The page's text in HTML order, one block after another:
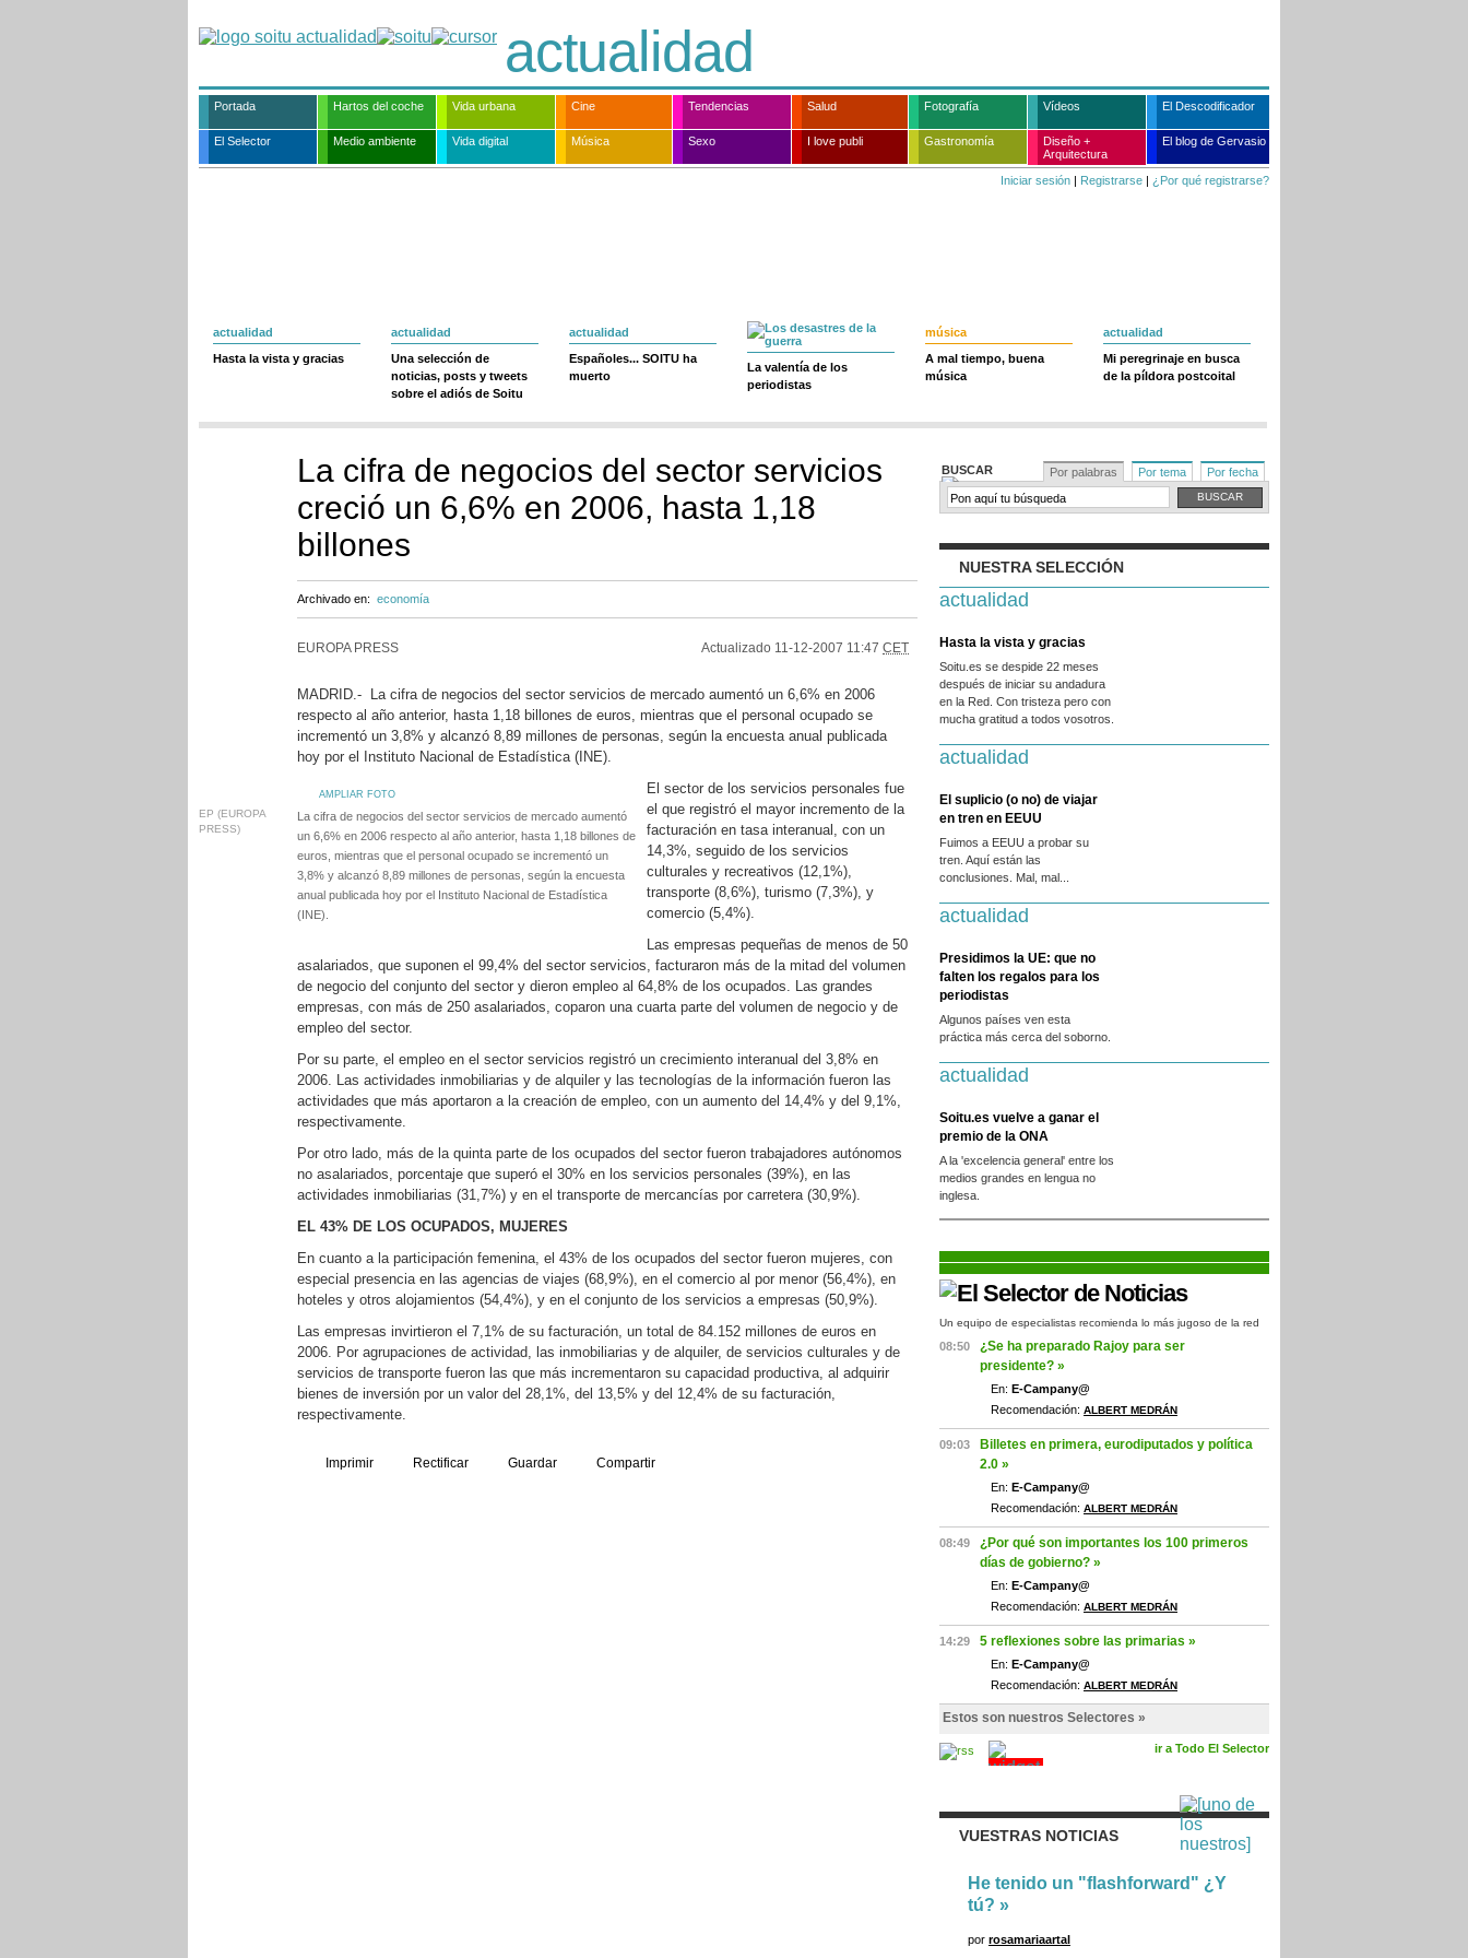
actualidad
Portada Hartos del coche Vida urbana Cine Tendencias Salud Fotografía Vídeos El Descodificador
El Selector Medio ambiente Vida digital Música Sexo I love publi Gastronomía
Diseño +
Arquitectura
El blog de Gervasio
Iniciar sesión | Registrarse | ¿Por qué registrarse?
actualidad
Hasta la vista y gracias
actualidad
Una selección de
noticias, posts y tweets
sobre el adiós de Soitu
actualidad
Españoles... SOITU ha
muerto
La valentía de los
periodistas
música
A mal tiempo, buena
música
actualidad
Mi peregrinaje en busca
de la píldora postcoital
La cifra de negocios del sector servicios
creció un 6,6% en 2006, hasta 1,18
billones
Archivado en: economía
EUROPA PRESS Actualizado 11-12-2007 11:47 CET
MADRID.- La cifra de negocios del sector servicios de mercado aumentó un 6,6% en 2006
respecto al año anterior, hasta 1,18 billones de euros, mientras que el personal ocupado se
incrementó un 3,8% y alcanzó 8,89 millones de personas, según la encuesta anual publicada
hoy por el Instituto Nacional de Estadística (INE).
AMPLIAR FOTO
EP (EUROPA
PRESS)
La cifra de negocios del sector servicios de mercado aumentó
un 6,6% en 2006 respecto al año anterior, hasta 1,18 billones de
euros, mientras que el personal ocupado se incrementó un
3,8% y alcanzó 8,89 millones de personas, según la encuesta
anual publicada hoy por el Instituto Nacional de Estadística
(INE).
El sector de los servicios personales fue
el que registró el mayor incremento de la
facturación en tasa interanual, con un
14,3%, seguido de los servicios
culturales y recreativos (12,1%),
transporte (8,6%), turismo (7,3%), y
comercio (5,4%).
Las empresas pequeñas de menos de 50
asalariados, que suponen el 99,4% del sector servicios, facturaron más de la mitad del volumen
de negocio del conjunto del sector y dieron empleo al 64,8% de los ocupados. Las grandes
empresas, con más de 250 asalariados, coparon una cuarta parte del volumen de negocio y de
empleo del sector.
Por su parte, el empleo en el sector servicios registró un crecimiento interanual del 3,8% en
2006. Las actividades inmobiliarias y de alquiler y las tecnologías de la información fueron las
actividades que más aportaron a la creación de empleo, con un aumento del 14,4% y del 9,1%,
respectivamente.
Por otro lado, más de la quinta parte de los ocupados del sector fueron trabajadores autónomos
no asalariados, porcentaje que superó el 30% en los servicios personales (39%), en las
actividades inmobiliarias (31,7%) y en el transporte de mercancías por carretera (30,9%).
EL 43% DE LOS OCUPADOS, MUJERES
En cuanto a la participación femenina, el 43% de los ocupados del sector fueron mujeres, con
especial presencia en las agencias de viajes (68,9%), en el comercio al por menor (56,4%), en
hoteles y otros alojamientos (54,4%), y en el conjunto de los servicios a empresas (50,9%).
Las empresas invirtieron el 7,1% de su facturación, un total de 84.152 millones de euros en
2006. Por agrupaciones de actividad, las inmobiliarias y de alquiler, de servicios culturales y de
servicios de transporte fueron las que más incrementaron su capacidad productiva, al adquirir
bienes de inversión por un valor del 28,1%, del 13,5% y del 12,4% de su facturación,
respectivamente.
Imprimir Rectificar Guardar Compartir
BUSCAR Por palabras Por tema Por fecha
NUESTRA SELECCIÓN
actualidad
Hasta la vista y gracias
Soitu.es se despide 22 meses
después de iniciar su andadura
en la Red. Con tristeza pero con
mucha gratitud a todos vosotros.
actualidad
El suplicio (o no) de viajar
en tren en EEUU
Fuimos a EEUU a probar su
tren. Aquí están las
conclusiones. Mal, mal...
actualidad
Presidimos la UE: que no
falten los regalos para los
periodistas
Algunos países ven esta
práctica más cerca del soborno.
actualidad
Soitu.es vuelve a ganar el
premio de la ONA
A la 'excelencia general' entre los
medios grandes en lengua no
inglesa.
Un equipo de especialistas recomienda lo más jugoso de la red
08:50
¿Se ha preparado Rajoy para ser
presidente? »
En: E-Campany@
Recomendación: ALBERT MEDRÁN
09:03
Billetes en primera, eurodiputados y política
2.0 »
En: E-Campany@
Recomendación: ALBERT MEDRÁN
08:49
¿Por qué son importantes los 100 primeros
días de gobierno? »
En: E-Campany@
Recomendación: ALBERT MEDRÁN
14:29 5 reflexiones sobre las primarias »
En: E-Campany@
Recomendación: ALBERT MEDRÁN
Estos son nuestros Selectores »
ir a Todo El Selector
VUESTRAS NOTICIAS
He tenido un "flashforward" ¿Y
tú? »
por rosamariaartal